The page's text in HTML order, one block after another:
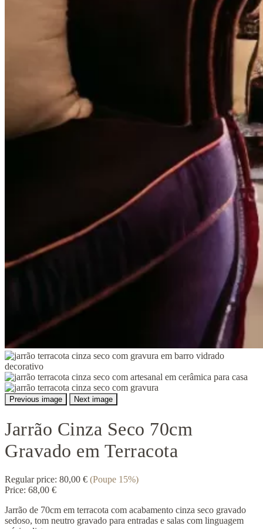
Previous image Next image
Jarrão Cinza Seco 70cm
Gravado em Terracota
Regular price: 80,00 € (Poupe 15%)
Price: 68,00 €
Jarrão de 70cm em terracota com acabamento cinza seco gravado
sedoso, tom neutro gravado para entradas e salas com linguagem